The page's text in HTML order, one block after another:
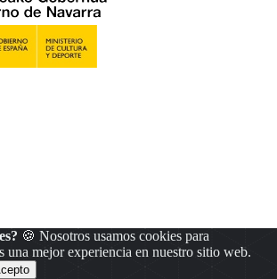
🍪 Nosotros usamos cookies para
una mejor experiencia en nuestro sitio web.